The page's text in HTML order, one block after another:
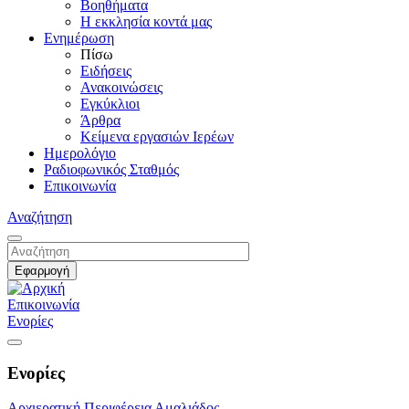
Βοηθήματα
Η εκκλησία κοντά μας
Ενημέρωση
Πίσω
Ειδήσεις
Ανακοινώσεις
Εγκύκλιοι
Άρθρα
Κείμενα εργασιών Ιερέων
Ημερολόγιο
Ραδιοφωνικός Σταθμός
Επικοινωνία
Αναζήτηση
Επικοινωνία
Ενορίες
Ενορίες